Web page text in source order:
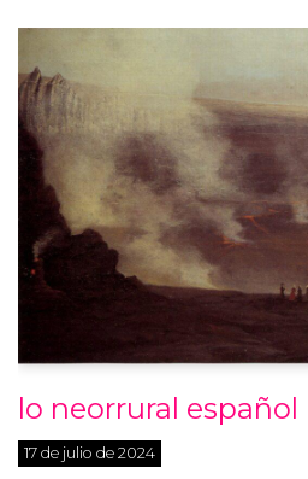
lo neorrural español
17 de julio de 2024